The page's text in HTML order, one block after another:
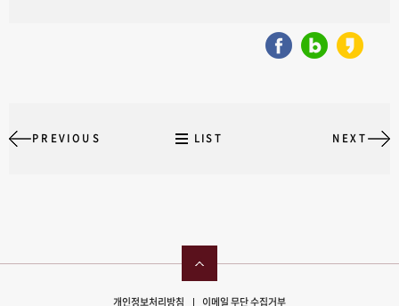
PREVIOUS LIST NEXT
개인정보처리방침 이메일 무단 수집거부